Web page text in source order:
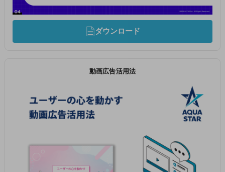
ダウンロード
動画広告活用法